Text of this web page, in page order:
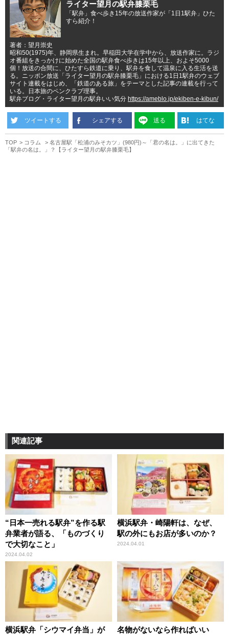
ライター望月の駅弁膝栗毛
「駅弁」食べ歩き15年の放送作家が「1日1駅弁」ひた
すら紹介！
著者：望月崇史
昭和50(1975)年、静岡県生まれ。早稲田大学在学中から、放送作家に。ラジ
オ番組をきっかけに始めた全国の駅弁食べ歩きは15年以上、およそ5000
個！放送の合間に、ひたすら鉄道に乗り、駅弁を食して温泉に入る生活を送
る。ニッポン放送「ライター望月の駅弁膝栗毛」における1日1駅弁のウェブ
サイト連載をはじめ、「鉄道のある旅」をテーマとした記事の連載を行って
いる。日本旅のペンクラブ理事。
駅弁ブログ・ライター望月の駅弁いい気分 https://ameblo.jp/ekiben-e-kibun/
ツイートする シェアする 送る はてな
TOP コラム
名古屋駅「松浦のみそカツ」(980円)～「君の名は。」に出てきた
「駅弁の名は。」？【ライター望月の駅弁膝栗毛】
関連記事
“日本一売れる駅弁”を作る駅
弁業者が語る、「ものづくり
で大切なこと」
2024.04.02
横浜駅弁・崎陽軒は、なぜ、
駅の外にもお店が多いのか？
2024.04.01
横浜駅弁「シウマイ弁当」が
名物がないなら作ればいい